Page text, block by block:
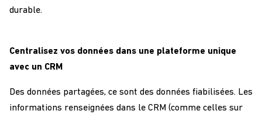
durable.
Centralisez vos données dans une plateforme unique
avec un CRM
Des données partagées, ce sont des données fiabilisées. Les
informations renseignées dans le CRM (comme celles sur